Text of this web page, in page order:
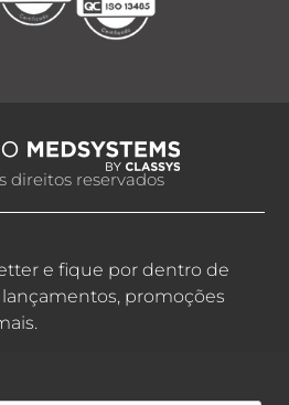
direitos reservados
e fique por dentro de
promoções